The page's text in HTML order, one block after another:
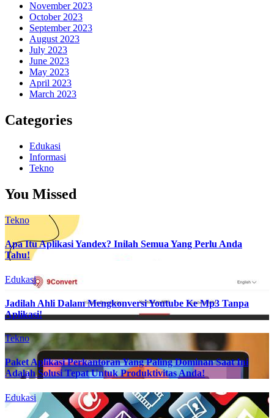
November 2023
October 2023
September 2023
August 2023
July 2023
June 2023
May 2023
April 2023
March 2023
Categories
Edukasi
Informasi
Tekno
You Missed
Tekno
Apa Itu Aplikasi Yandex? Inilah Semua Yang Perlu Anda
Tahu!
Edukasi
Jadilah Ahli Dalam Mengkonversi Youtube Ke Mp3 Tanpa
Aplikasi!
Tekno
Paket Aplikasi Perkantoran Yang Paling Dominan Saat Ini
Adalah Solusi Tepat Untuk Produktivitas Anda!
Edukasi